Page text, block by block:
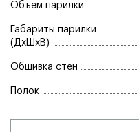
Объем парилки
Габариты парилки
(ДхШхВ)
Обшивка стен
Полок